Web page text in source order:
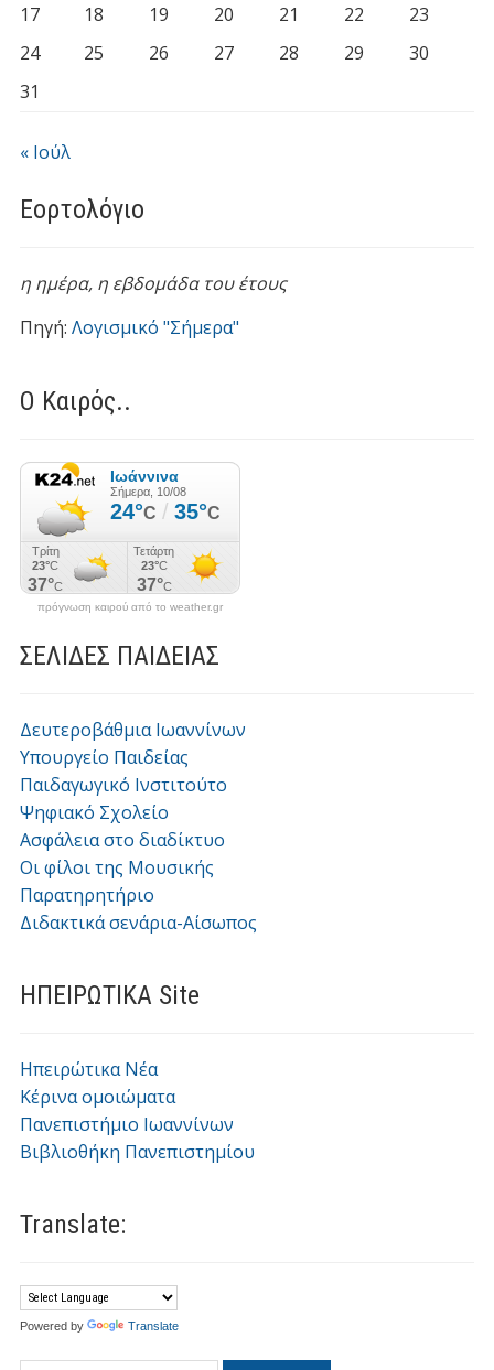
17
18 19 20 21 22
23
24
25 26 27 28 29
30
31
« Ιούλ
Εορτολόγιο
η ημέρα, η εβδομάδα του έτους
Πηγή: Λογισμικό "Σήμερα"
Ο Καιρός..
πρόγνωση καιρού από το weather.gr
ΣΕΛΙΔΕΣ ΠΑΙΔΕΙΑΣ
Δευτεροβάθμια Ιωαννίνων
Υπουργείο Παιδείας
Παιδαγωγικό Ινστιτούτο
Ψηφιακό Σχολείο
Ασφάλεια στο διαδίκτυο
Οι φίλοι της Μουσικής
Παρατηρητήριο
Διδακτικά σενάρια-Αίσωπος
ΗΠΕΙΡΩΤΙΚΑ Site
Ηπειρώτικα Νέα
Κέρινα ομοιώματα
Πανεπιστήμιο Ιωαννίνων
Βιβλιοθήκη Πανεπιστημίου
Translate:
Powered by Translate